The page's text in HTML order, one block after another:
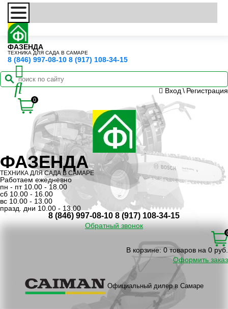
ФАЗЕНДА
ТЕХНИКА ДЛЯ САДА В САМАРЕ
8 (846) 997-08-10 8 (917) 108-34-15
0
Вход \ Регистрация
ФАЗЕНДА
ТЕХНИКА ДЛЯ САДА В САМАРЕ
Работаем ежедневно
пн - пт 10.00 - 18.00
сб 10.00 - 16.00
вс 10.00 - 13.00
празд. дни 10.00 - 13.00
8 (846) 997-08-10 8 (917) 108-34-15
Обратный звонок
В корзине: 0 товаров на 0 руб.
Оформить заказ
Официальный дилер в Самаре